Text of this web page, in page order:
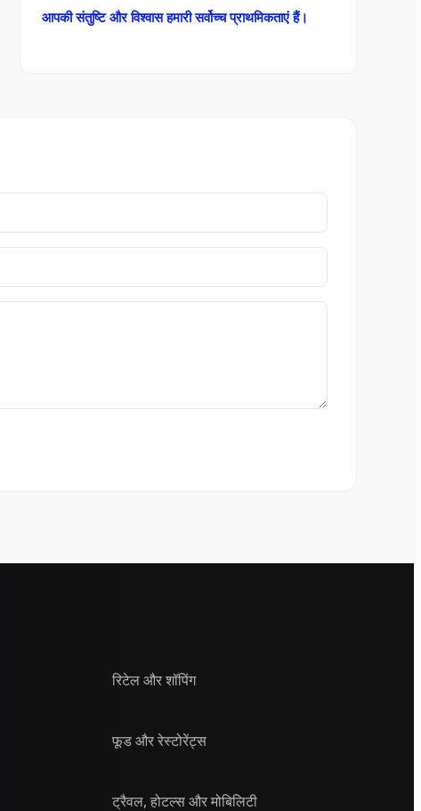
आपकी संतुष्टि और विश्वास हमारी सर्वोच्च प्राथमिकताएं हैं।
रिटेल और शॉपिंग
फूड और रेस्टोरेंट्स
ट्रैवल, होटल्स और मोबिलिटी